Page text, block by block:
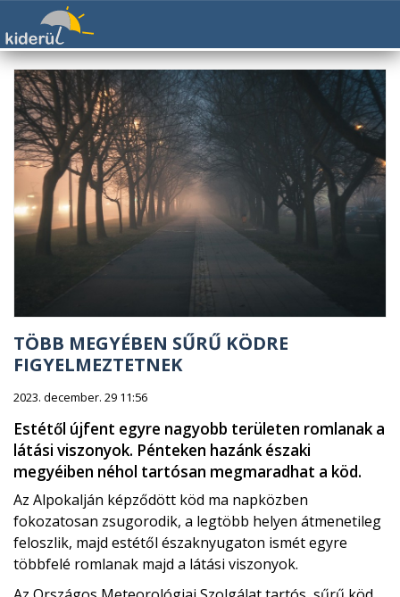
TÖBB MEGYÉBEN SŰRŰ KÖDRE
FIGYELMEZTETNEK
2023. december. 29 11:56
Estétől újfent egyre nagyobb területen romlanak a
látási viszonyok. Pénteken hazánk északi
megyéiben néhol tartósan megmaradhat a köd.
Az Alpokalján képződött köd ma napközben
fokozatosan zsugorodik, a legtöbb helyen átmenetileg
feloszlik, majd estétől északnyugaton ismét egyre
többfelé romlanak majd a látási viszonyok.